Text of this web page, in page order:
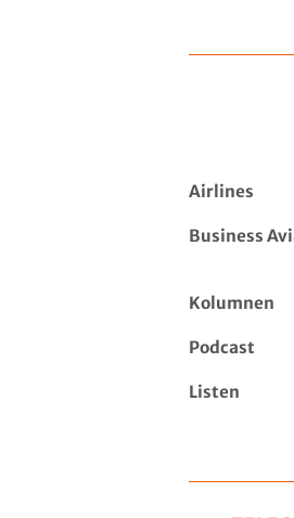
Airlines
Business
Kolumnen
Podcast
Listen